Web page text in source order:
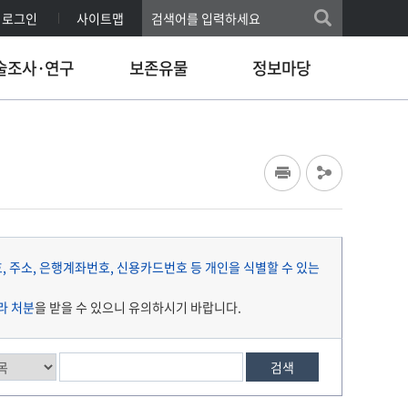
로그인 사이트맵
조사·연구 보존유물 정보마당
소, 은행계좌번호, 신용카드번호 등 개인을 식별할 수 있는
처분을 받을 수 있으니 유의하시기 바랍니다.
검색